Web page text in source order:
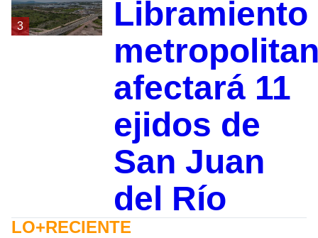
3
Libramiento
afectará 11
ejidos de
San Juan
del Río
LO+RECIENTE